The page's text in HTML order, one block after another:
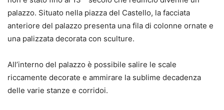
palazzo. Situato nella piazza del Castello, la facciata
anteriore del palazzo presenta una fila di colonne ornate e
una palizzata decorata con sculture.
All’interno del palazzo è possibile salire le scale
riccamente decorate e ammirare la sublime decadenza
delle varie stanze e corridoi.